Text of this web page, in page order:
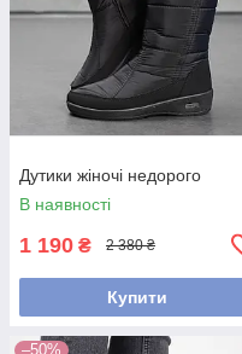
Дутики жіночі недорого
В наявності
1 190 ₴ 2 380 ₴
Купити
–50%